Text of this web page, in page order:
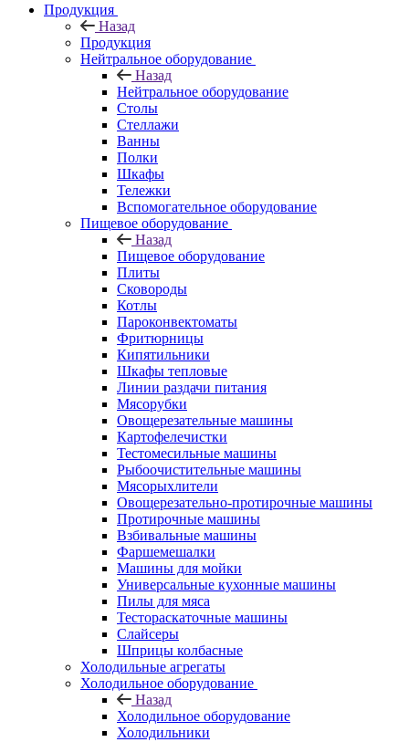
Продукция
Назад
Продукция
Нейтральное оборудование
Назад
Нейтральное оборудование
Столы
Стеллажи
Ванны
Полки
Шкафы
Тележки
Вспомогательное оборудование
Пищевое оборудование
Назад
Пищевое оборудование
Плиты
Сковороды
Котлы
Пароконвектоматы
Фритюрницы
Кипятильники
Шкафы тепловые
Линии раздачи питания
Мясорубки
Овощерезательные машины
Картофелечистки
Тестомесильные машины
Рыбоочистительные машины
Мясорыхлители
Овощерезательно-протирочные машины
Протирочные машины
Взбивальные машины
Фаршемешалки
Машины для мойки
Универсальные кухонные машины
Пилы для мяса
Тестораскаточные машины
Слайсеры
Шприцы колбасные
Холодильные агрегаты
Холодильное оборудование
Назад
Холодильное оборудование
Холодильники